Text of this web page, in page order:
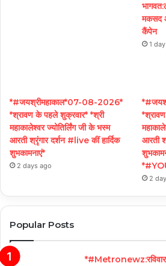
मकसद
कैंपेन
1
*#जयश्रीमहाकाल*07-08-2026*
*श्रावण के पहले शुक्रवार* *श्री
महाकालेश्वर ज्योतिर्लिंग जी के भस्म
आरती श्रृंगार दर्शन #live कीं हार्दिक
शुभकामनाएं*
2 days ago
आरती
2
Popular Posts